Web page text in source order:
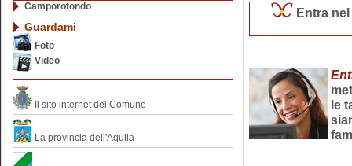
Camporotondo
Guardami
Foto
Video
Il sito internet del Comune
La provincia dell'Aquila
Entra nel
le